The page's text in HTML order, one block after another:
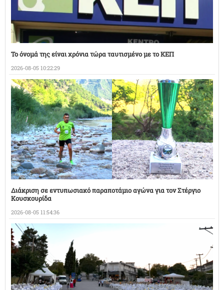
Το όνομά της είναι χρόνια τώρα ταυτισμένο με το ΚΕΠ
2026-08-05 10:22:29
Διάκριση σε εντυπωσιακό παραποτάμιο αγώνα για τον Στέργιο
Κουσκουρίδα
2026-08-05 11:54:36